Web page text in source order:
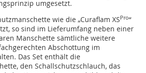
umgesetzt.
wie die „Curaflam XSPro“
so sind im Lieferumfang neben einer
Manschette sämtliche weitere
Abschottung im
Das Set enthält die
den Schallschutzschlauch, das